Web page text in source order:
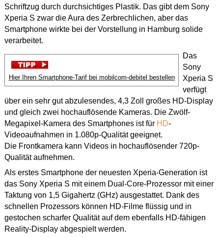
Schriftzug durch durchsichtiges Plastik. Das gibt dem Sony
Xperia S zwar die Aura des Zerbrechlichen, aber das
Smartphone wirkte bei der Vorstellung in Hamburg solide
verarbeitet.
Hier Ihren Smartphone-Tarif bei mobilcom-debitel bestellen
Das
Sony
Xperia S
verfügt
über ein sehr gut abzulesendes, 4,3 Zoll großes HD-Display
und gleich zwei hochauflösende Kameras. Die Zwölf-
Megapixel-Kamera des Smartphones ist für HD-
Videoaufnahmen in 1.080p-Qualität geeignet.
Die Frontkamera kann Videos in hochauflösender 720p-
Qualität aufnehmen.
Als erstes Smartphone der neuesten Xperia-Generation ist
das Sony Xperia S mit einem Dual-Core-Prozessor mit einer
Taktung von 1,5 Gigahertz (GHz) ausgestattet. Dank des
schnellen Prozessors können HD-Filme flüssig und in
gestochen scharfer Qualität auf dem ebenfalls HD-fähigen
Reality-Display abgespielt werden.